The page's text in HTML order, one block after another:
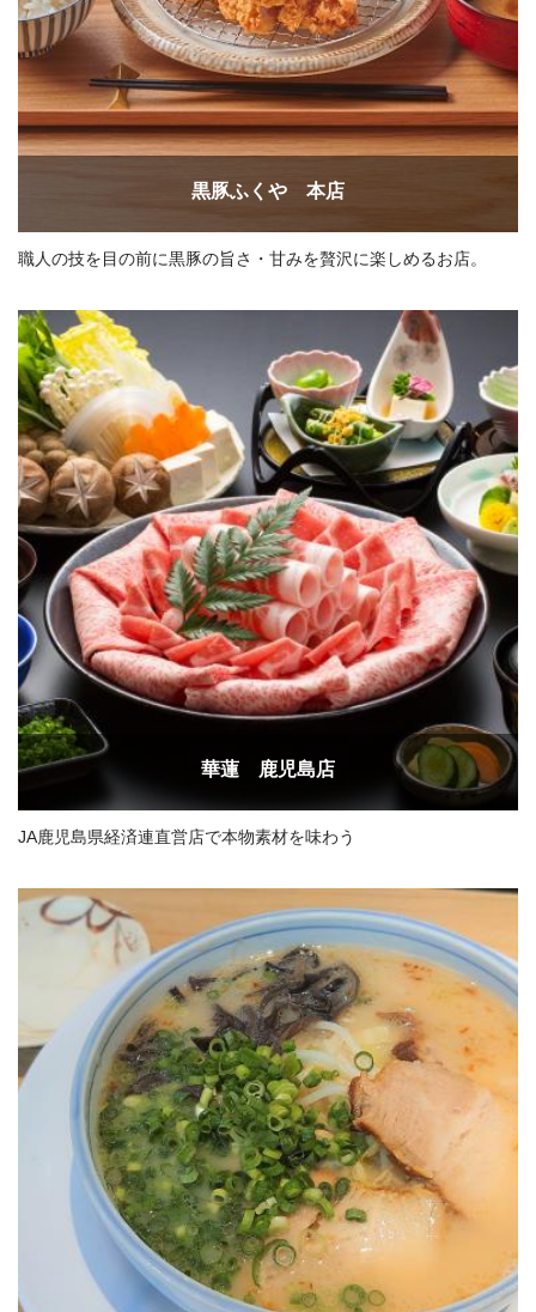
黒豚ふくや 本店
職人の技を目の前に黒豚の旨さ・甘みを贅沢に楽しめるお店。
華蓮 鹿児島店
JA鹿児島県経済連直営店で本物素材を味わう